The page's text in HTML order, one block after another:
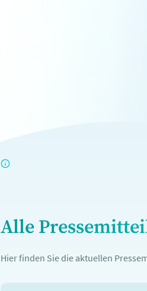
Alle
Hier finden Sie die aktuellen